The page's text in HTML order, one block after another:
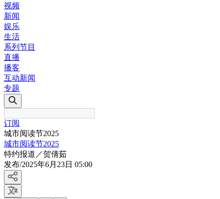
视频
新闻
娱乐
生活
系列节目
直播
播客
互动新闻
专题
订阅
城市阅读节2025
城市阅读节2025
特约报道／贺倩茹
发布/2025年6月23日 05:00